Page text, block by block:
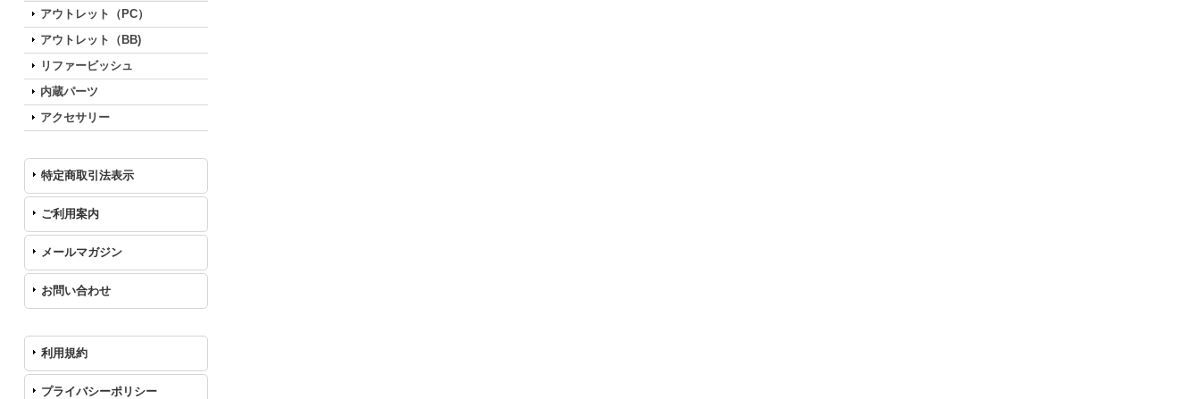
アウトレット（PC）
アウトレット（BB)
リファービッシュ
内蔵パーツ
アクセサリー
特定商取引法表示
ご利用案内
メールマガジン
お問い合わせ
利用規約
プライバシーポリシー